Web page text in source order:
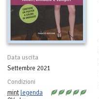
Data uscita
Settembre 2021
Condizioni
mint legenda